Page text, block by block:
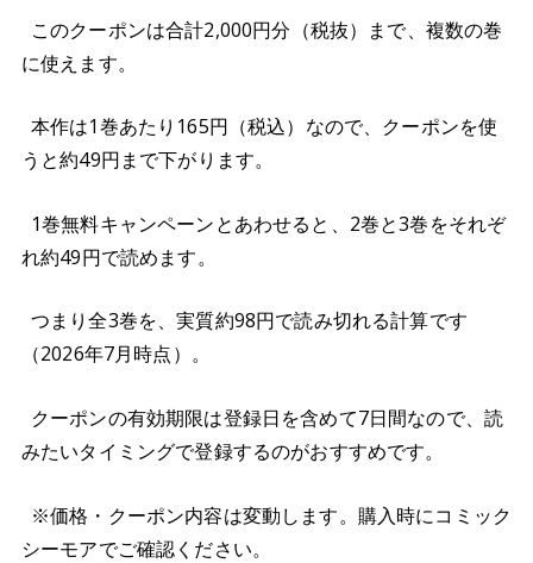
このクーポンは合計2,000円分（税抜）まで、複数の巻
に使えます。
本作は1巻あたり165円（税込）なので、クーポンを使
うと約49円まで下がります。
1巻無料キャンペーンとあわせると、2巻と3巻をそれぞ
れ約49円で読めます。
つまり全3巻を、実質約98円で読み切れる計算です
（2026年7月時点）。
クーポンの有効期限は登録日を含めて7日間なので、読
みたいタイミングで登録するのがおすすめです。
※価格・クーポン内容は変動します。購入時にコミック
シーモアでご確認ください。